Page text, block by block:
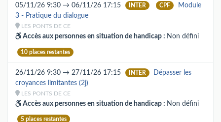
05/11/26 9:30 → 06/11/26 17:15 INTER CPF
Module
3 - Pratique du dialogue
LES PONTS DE CE
Accès aux personnes en situation de handicap : Non défini
10 places restantes
26/11/26 9:30 → 27/11/26 17:15 INTER
Dépasser les
croyances limitantes (2j)
LES PONTS DE CE
Accès aux personnes en situation de handicap : Non défini
5 places restantes